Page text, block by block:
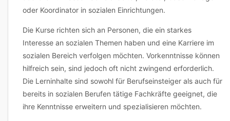
oder Koordinator in sozialen Einrichtungen.
Die Kurse richten sich an Personen, die ein starkes
Interesse an sozialen Themen haben und eine Karriere im
sozialen Bereich verfolgen möchten. Vorkenntnisse können
hilfreich sein, sind jedoch oft nicht zwingend erforderlich.
Die Lerninhalte sind sowohl für Berufseinsteiger als auch für
bereits in sozialen Berufen tätige Fachkräfte geeignet, die
ihre Kenntnisse erweitern und spezialisieren möchten.